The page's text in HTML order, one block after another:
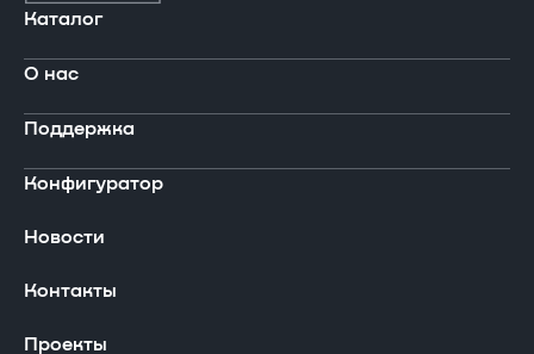
Каталог
О нас
Поддержка
Конфигуратор
Новости
Контакты
Проекты